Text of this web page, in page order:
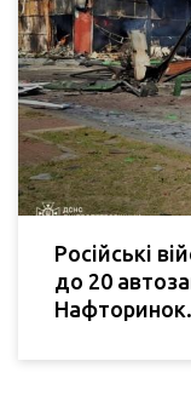
Російські
до 20
Нафторинок.